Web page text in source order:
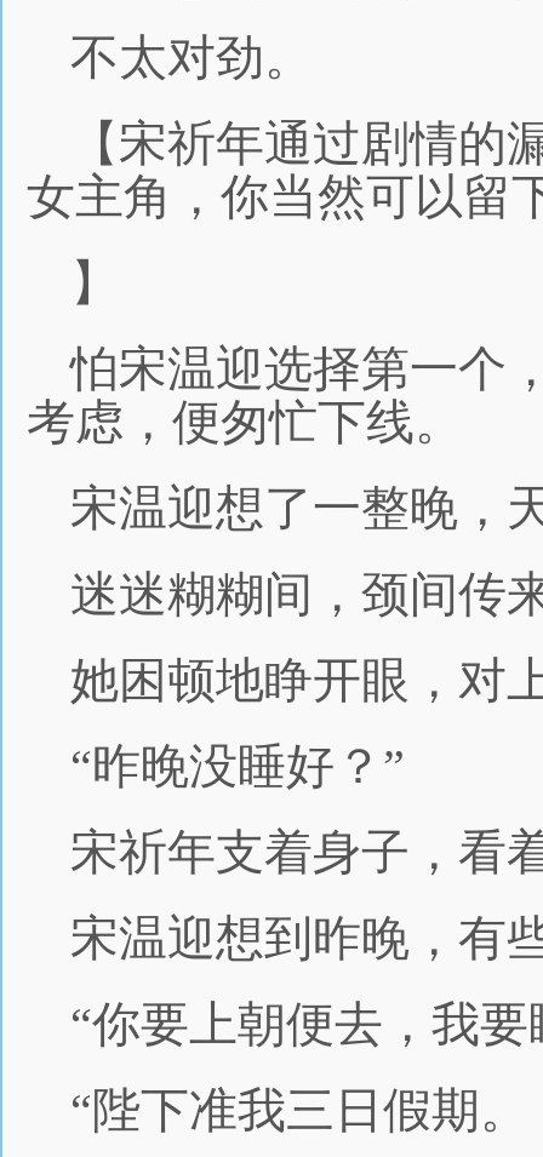
不太对劲。
【宋祈年通过剧情
女主角，你当然可以留
】
怕宋温迎选择第一个
考虑，便匆忙下线。
宋温迎想了一整晚，
迷迷糊糊间，颈间传
她困顿地睁开眼，对
“昨晚没睡好？”
宋祈年支着身子，看
宋温迎想到昨晚，有
“你要上朝便去，我
“陛下准我三日假期。